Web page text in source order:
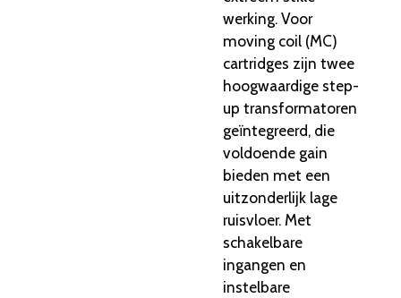
werking. Voor
moving coil (MC)
cartridges zijn twee
hoogwaardige step-
up transformatoren
geïntegreerd, die
voldoende gain
bieden met een
uitzonderlijk lage
ruisvloer. Met
schakelbare
ingangen en
instelbare